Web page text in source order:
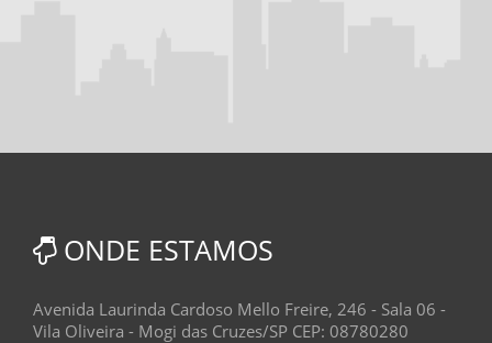
ONDE ESTAMOS
Avenida Laurinda Cardoso Mello Freire, 246 - Sala 06 -
Vila Oliveira - Mogi das Cruzes/SP CEP: 08780280